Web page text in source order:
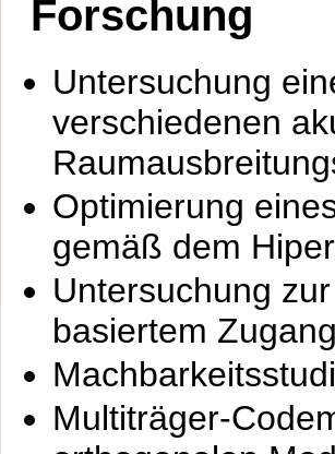
Forschung
Untersuchung
verschiedenen
Optimierung
gemäß dem
Untersuchung
basiertem
Multiträger-